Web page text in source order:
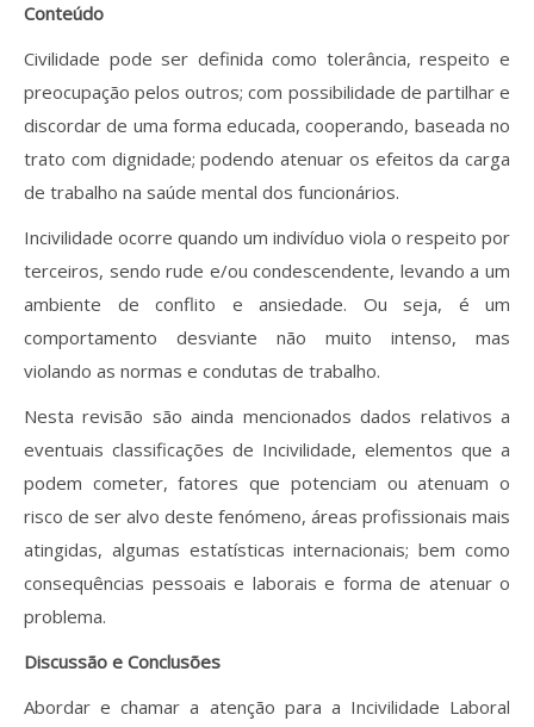
Conteúdo
Civilidade pode ser definida como tolerância, respeito e
preocupação pelos outros; com possibilidade de partilhar e
discordar de uma forma educada, cooperando, baseada no
trato com dignidade; podendo atenuar os efeitos da carga
de trabalho na saúde mental dos funcionários.
Incivilidade ocorre quando um indivíduo viola o respeito por
terceiros, sendo rude e/ou condescendente, levando a um
ambiente de conflito e ansiedade. Ou seja, é um
comportamento desviante não muito intenso, mas
violando as normas e condutas de trabalho.
Nesta revisão são ainda mencionados dados relativos a
eventuais classificações de Incivilidade, elementos que a
podem cometer, fatores que potenciam ou atenuam o
risco de ser alvo deste fenómeno, áreas profissionais mais
atingidas, algumas estatísticas internacionais; bem como
consequências pessoais e laborais e forma de atenuar o
problema.
Discussão e Conclusões
Abordar e chamar a atenção para a Incivilidade Laboral